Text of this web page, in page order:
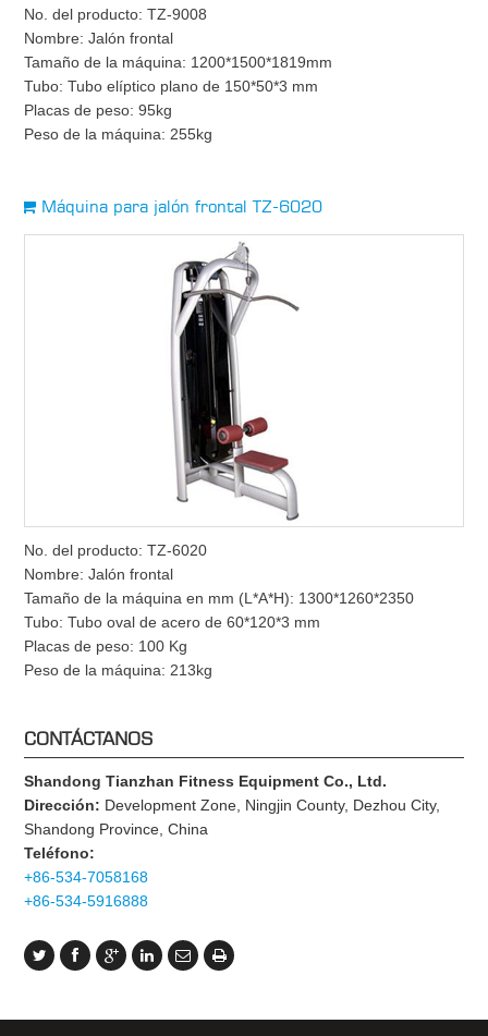
No. del producto: TZ-9008
Nombre: Jalón frontal
Tamaño de la máquina: 1200*1500*1819mm
Tubo: Tubo elíptico plano de 150*50*3 mm
Placas de peso: 95kg
Peso de la máquina: 255kg
Máquina para jalón frontal TZ-6020
No. del producto: TZ-6020
Nombre: Jalón frontal
Tamaño de la máquina en mm (L*A*H): 1300*1260*2350
Tubo: Tubo oval de acero de 60*120*3 mm
Placas de peso: 100 Kg
Peso de la máquina: 213kg
CONTÁCTANOS
Shandong Tianzhan Fitness Equipment Co., Ltd.
Dirección: Development Zone, Ningjin County, Dezhou City,
Shandong Province, China
Teléfono:
+86-534-7058168
+86-534-5916888